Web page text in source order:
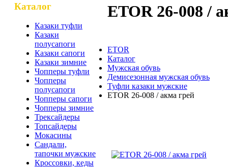
Каталог
Казаки туфли
Казаки
полусапоги
Казаки сапоги
Казаки зимние
Чопперы туфли
Чопперы
полусапоги
Чопперы сапоги
Чопперы зимние
Трексайдеры
Топсайдеры
Мокасины
Сандали,
тапочки мужские
Кроссовки, кеды
ETOR 26-008 /
ETOR
Каталог
Мужская обувь
Демисезонная мужская обувь
Туфли казаки мужские
ETOR 26-008 / акма грей